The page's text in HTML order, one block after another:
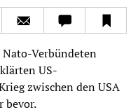
Verbündeten
US-
zwischen den USA
bevor.